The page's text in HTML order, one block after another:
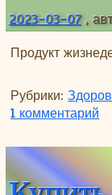
2023-03-07 ,
Продукт
Рубрики:
1 комментарий